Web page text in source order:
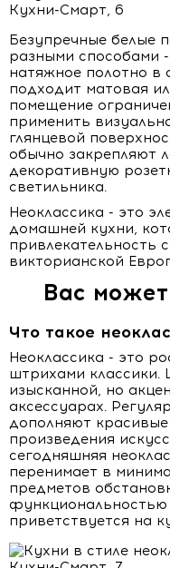
Безупречные белые
разными способами
натяжное полотно в
подходит матовая
помещение
применить
глянцевой
обычно закрепляют
декоративную
светильника.
Неоклассика - это
домашней кухни,
привлекательность
викторианской
Вас может
Что такое
Неоклассика - это
штрихами классики.
изысканной, но
аксессуарах.
дополняют
произведения
сегодняшняя
перенимает в
предметов
функциональностью
приветствуется на